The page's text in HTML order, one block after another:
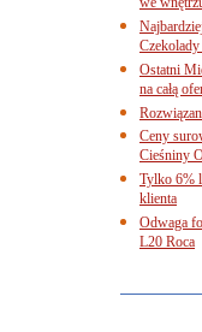
Ostatni
na całą
Ceny
Cieśniny
Tylko 6%
klienta
Odwaga
L20 Roca